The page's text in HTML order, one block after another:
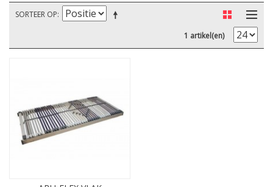
SORTEER OP
1 artikel(en)